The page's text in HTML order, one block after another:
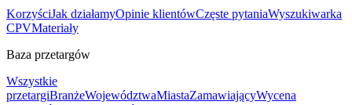
KorzyściJak działamyOpinie klientówCzęste pytaniaWyszukiwarka
CPVMateriały
Baza przetargów
Wszystkie
przetargiBranżeWojewództwaMiastaZamawiającyWycena